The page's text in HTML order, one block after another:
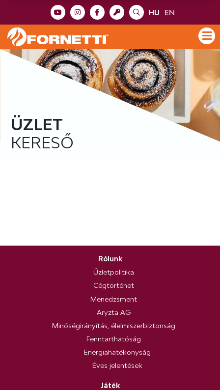
HU EN
ÜZLET
KERESŐ
Rólunk
Üzletpolitika
Cégtörténet
Menedzsment
Aryzta AG
Minőségirányítás, élelmiszerbiztonság
Fenntarthatóság
Energiahatékonyság
Éves jelentések
Játék